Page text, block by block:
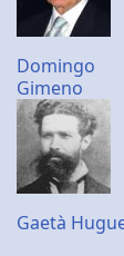
Domingo
Gimeno
Gaetà